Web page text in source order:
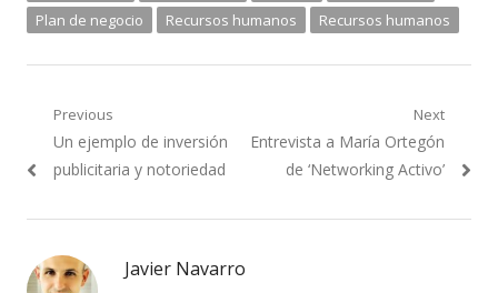
Plan de negocio
Recursos humanos Recursos humanos
Navegación
de
Previous
Previous
post:
Un ejemplo de inversión
publicitaria y notoriedad
Next
Next
Entrevista a María Ortegón
de ‘Networking Activo’
Javier Navarro